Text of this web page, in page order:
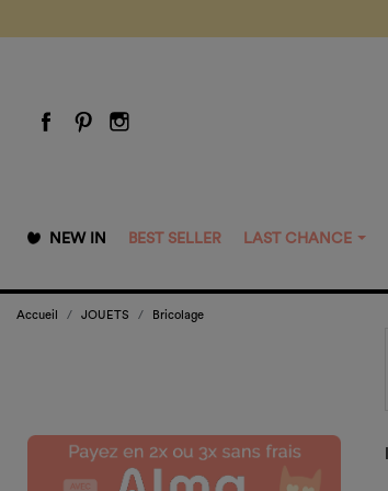
NEW IN BEST SELLER LAST CHANCE
Accueil JOUETS Bricolage